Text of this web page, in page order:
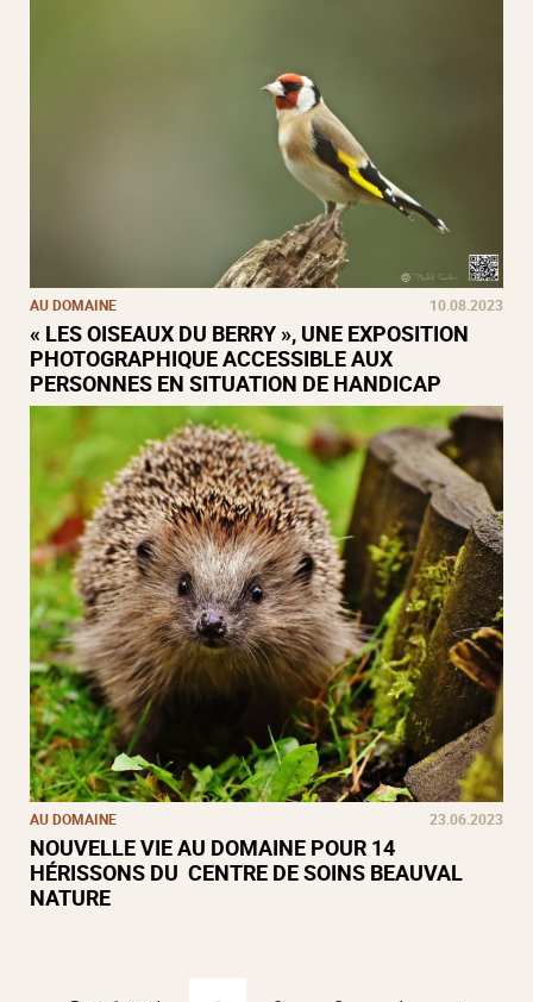
AU DOMAINE 10.08.2023
« LES OISEAUX DU BERRY », UNE EXPOSITION
PHOTOGRAPHIQUE ACCESSIBLE AUX
PERSONNES EN SITUATION DE HANDICAP
AU DOMAINE 23.06.2023
NOUVELLE VIE AU DOMAINE POUR 14
HÉRISSONS DU CENTRE DE SOINS BEAUVAL
NATURE